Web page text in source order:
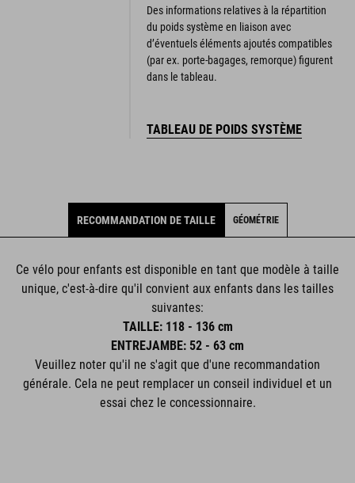
Des informations relatives à la répartition
du poids système en liaison avec
d’éventuels éléments ajoutés compatibles
(par ex. porte-bagages, remorque) figurent
dans le tableau.
TABLEAU DE POIDS SYSTÈME
RECOMMANDATION DE TAILLE GÉOMÉTRIE
Ce vélo pour enfants est disponible en tant que modèle à taille
unique, c'est-à-dire qu'il convient aux enfants dans les tailles
suivantes:
TAILLE: 118 - 136 cm
ENTREJAMBE: 52 - 63 cm
Veuillez noter qu'il ne s'agit que d'une recommandation
générale. Cela ne peut remplacer un conseil individuel et un
essai chez le concessionnaire.